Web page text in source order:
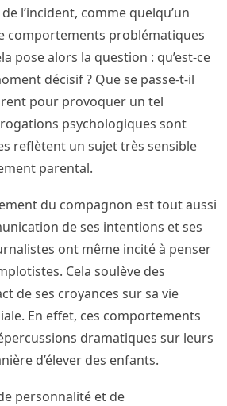
l’incident, comme quelqu’un
comportements problématiques
pose alors la question : qu’est-ce
décisif ? Que se passe-t-il
pour provoquer un tel
psychologiques sont
reflètent un sujet très sensible
parental.
du compagnon est tout aussi
de ses intentions et ses
ont même incité à penser
Cela soulève des
de ses croyances sur sa vie
En effet, ces comportements
dramatiques sur leurs
d’élever des enfants.
personnalité et de